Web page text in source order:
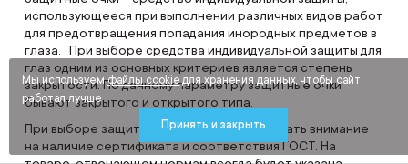
использующееся при выполнении различных видов работ
для предотвращения попадания инородных предметов в
глаза. При выборе средства индивидуальной защиты для
глаз одним из основных критериев является степень
закрытости. По данному параметру защитные очки
бывают закрытого и открытого типа.
При выборе защитных очков нужно обращать внимание
на наличие сертификата и соответствия ГОСТ. На
Мы используемфайлы cookieдля хранения данных, чтобы сайт
работал лучше
Принять и закрыть